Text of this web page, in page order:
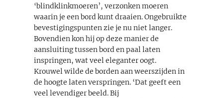
‘blindklinkmoeren’, verzonken moeren
waarin je een bord kunt draaien. Ongebruikte
bevestigingspunten zie je nu niet langer.
Bovendien kon hij op deze manier de
aansluiting tussen bord en paal laten
inspringen, wat veel eleganter oogt.
Krouwel wilde de borden aan weerszijden in
de hoogte laten verspringen. ‘Dat geeft een
veel levendiger beeld. Bij